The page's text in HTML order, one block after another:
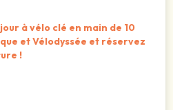
à vélo clé en main de 10
et Vélodyssée et réservez
!